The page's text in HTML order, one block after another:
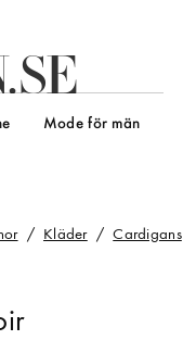
.SE
Mode för män
Kläder Cardigans